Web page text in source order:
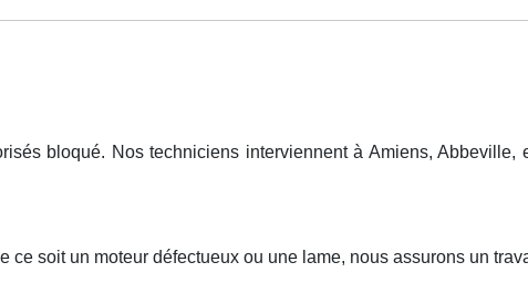
bloqué. Nos techniciens interviennent à Amiens, Abbeville,
soit un moteur défectueux ou une lame, nous assurons un